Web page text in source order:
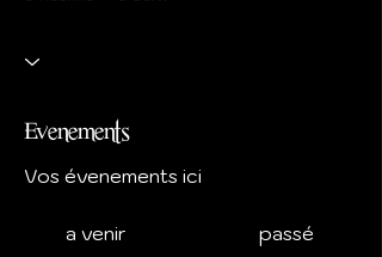
Evenements
Vos évenements ici
a venir passé